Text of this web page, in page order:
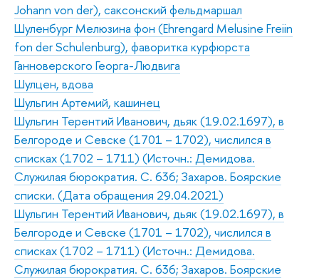
Johann von der), саксонский фельдмаршал
Шуленбург Мелюзина фон (Ehrengard Melusine Freiin
fon der Schulenburg), фаворитка курфюрста
Ганноверского Георга-Людвига
Шулцен, вдова
Шульгин Артемий, кашинец
Шульгин Терентий Иванович, дьяк (19.02.1697), в
Белгороде и Севске (1701 – 1702), числился в
списках (1702 – 1711) (Источн.: Демидова.
Служилая бюрократия. С. 636; Захаров. Боярские
списки. (Дата обращения 29.04.2021)
Шульгин Терентий Иванович, дьяк (19.02.1697), в
Белгороде и Севске (1701 – 1702), числился в
списках (1702 – 1711) (Источн.: Демидова.
Служилая бюрократия. С. 636; Захаров. Боярские